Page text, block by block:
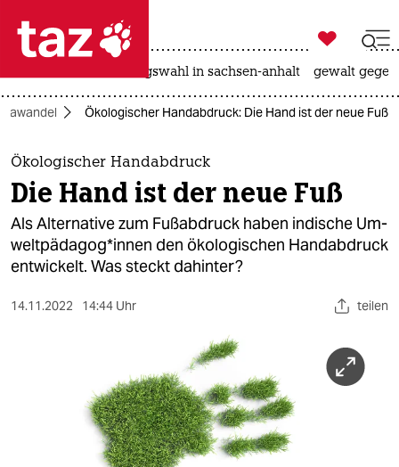
 taz zahl ich
taz zahl ich
themen
politik
öko

taz zahl ich
landtagswahl in sachsen-anhalt gewalt
Ökologischer Handabdruck: Die Hand ist der neue Fuß
Ökologischer Handabdruck
Die Hand ist der neue Fuß
Als Alternative zum Fußabdruck haben indische Um­
welt­päd­ago­g*in­nen den ökologischen Handabdruck
entwickelt. Was steckt dahinter?
14.11.2022 14:44 Uhr teilen